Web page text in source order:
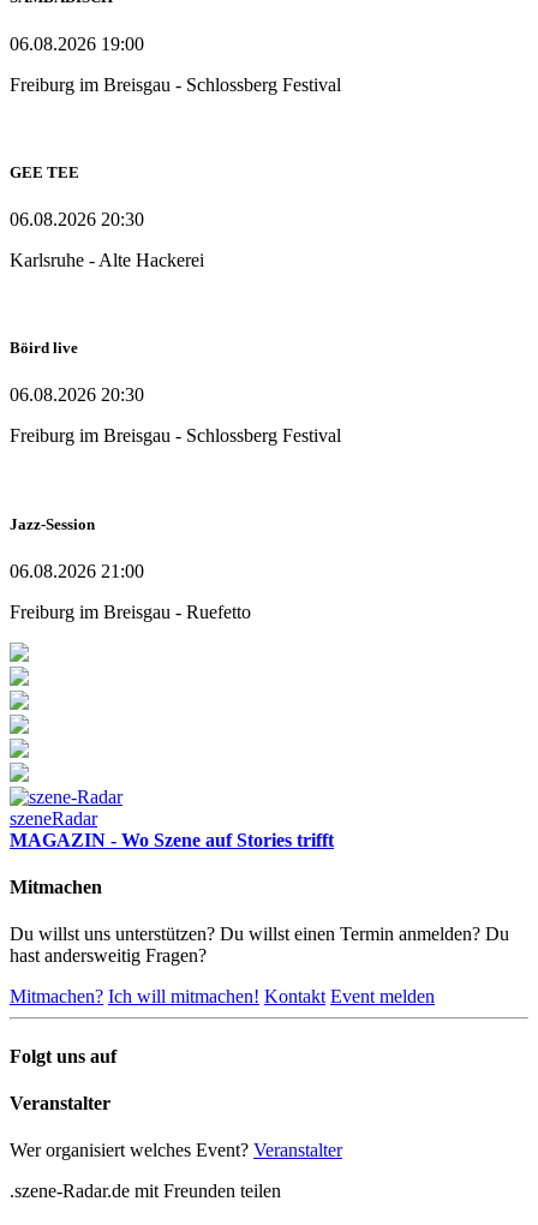
06.08.2026 19:00
Freiburg im Breisgau - Schlossberg Festival
GEE TEE
06.08.2026 20:30
Karlsruhe - Alte Hackerei
Böird live
06.08.2026 20:30
Freiburg im Breisgau - Schlossberg Festival
Jazz-Session
06.08.2026 21:00
Freiburg im Breisgau - Ruefetto
szeneRadar
MAGAZIN - Wo Szene auf Stories trifft
Mitmachen
Du willst uns unterstützen? Du willst einen Termin anmelden? Du
hast andersweitig Fragen?
Mitmachen? Ich will mitmachen! Kontakt Event melden
Folgt uns auf
Veranstalter
Wer organisiert welches Event? Veranstalter
.szene-Radar.de mit Freunden teilen